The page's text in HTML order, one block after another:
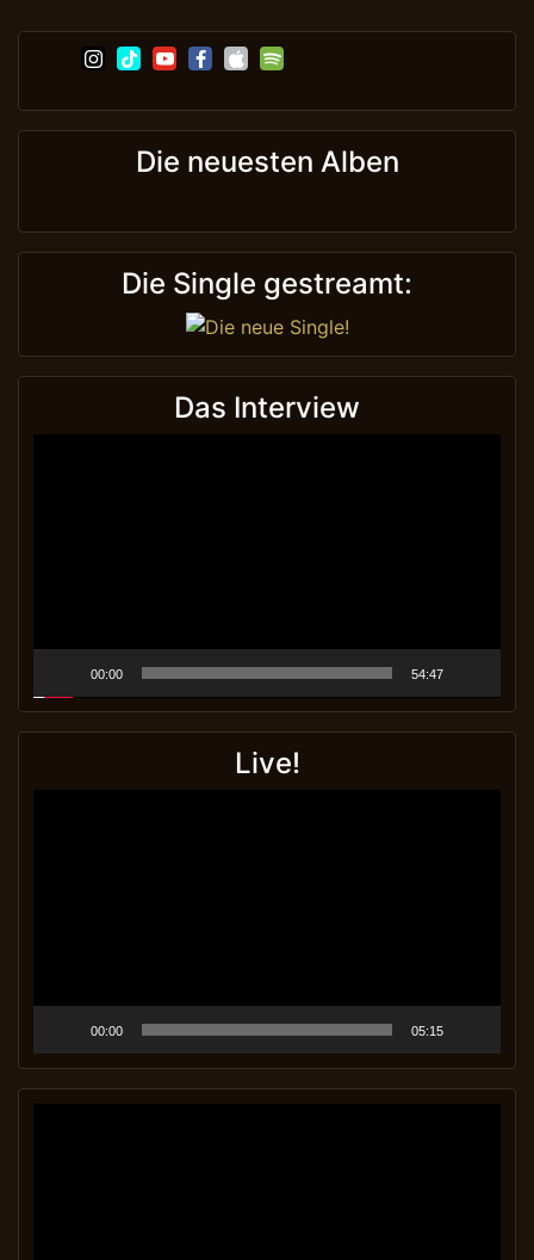
Die neuesten Alben
Die Single gestreamt:
Das Interview
00:00 54:47
Live!
00:00 05:15